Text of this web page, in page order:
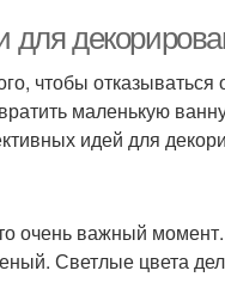
чтобы
маленькую
идей для
очень важный
Светлые цвета